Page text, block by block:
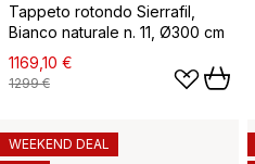
Tappeto rotondo Sierrafil,
Bianco naturale n. 11, Ø300 cm
1169,10 €
1299 €
WEEKEND DEAL